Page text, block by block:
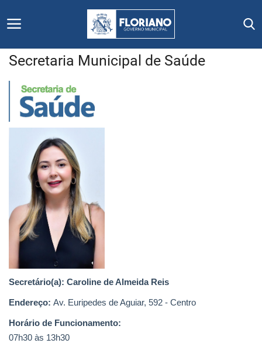
Início
Editais
Floriano
Secretarias e Órgãos
Mural de Licitações
Notícias
Vídeos
Webmail
Contato
Secretaria Municipal de Saúde
Secretário(a): Caroline de Almeida Reis
Endereço: Av. Euripedes de Aguiar, 592 - Centro
Horário de Funcionamento:
07h30 às 13h30